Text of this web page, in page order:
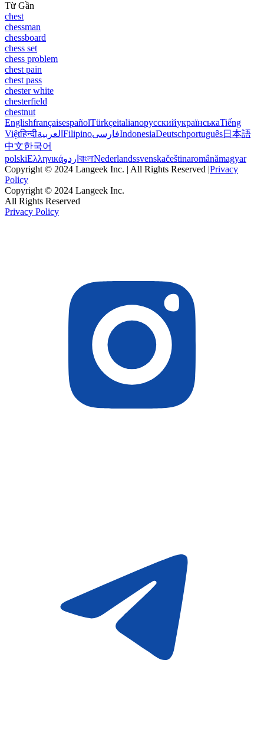
Từ Gần
chest
chessman
chessboard
chess set
chess problem
chest pain
chest pass
chester white
chesterfield
chestnut
EnglishfrançaisespañolTürkçeitalianoрусскийукраїнськаTiếng
Việtहिन्दीالعربية FilipinoفارسیIndonesiaDeutschportuguês日本語
中文한국어
polskiΕλληνικάاردو বাংলাNederlandssvenskačeštinaromânămagyar
Copyright © 2024 Langeek Inc. | All Rights Reserved |Privacy
Policy
Copyright © 2024 Langeek Inc.
All Rights Reserved
Privacy Policy